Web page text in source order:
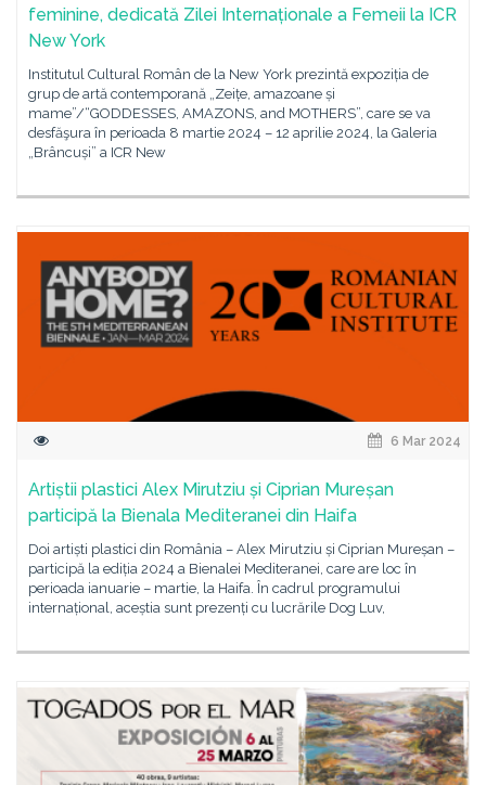
feminine, dedicată Zilei Internaționale a Femeii la ICR
New York
Institutul Cultural Român de la New York prezintă expoziția de
grup de artă contemporană „Zeițe, amazoane și
mame”/“GODDESSES, AMAZONS, and MOTHERS”, care se va
desfăşura în perioada 8 martie 2024 – 12 aprilie 2024, la Galeria
„Brâncuși” a ICR New
6 Mar 2024
Artiștii plastici Alex Mirutziu și Ciprian Mureșan
participă la Bienala Mediteranei din Haifa
Doi artiști plastici din România – Alex Mirutziu și Ciprian Mureșan –
participă la ediția 2024 a Bienalei Mediteranei, care are loc în
perioada ianuarie – martie, la Haifa. În cadrul programului
internațional, aceștia sunt prezenți cu lucrările Dog Luv,